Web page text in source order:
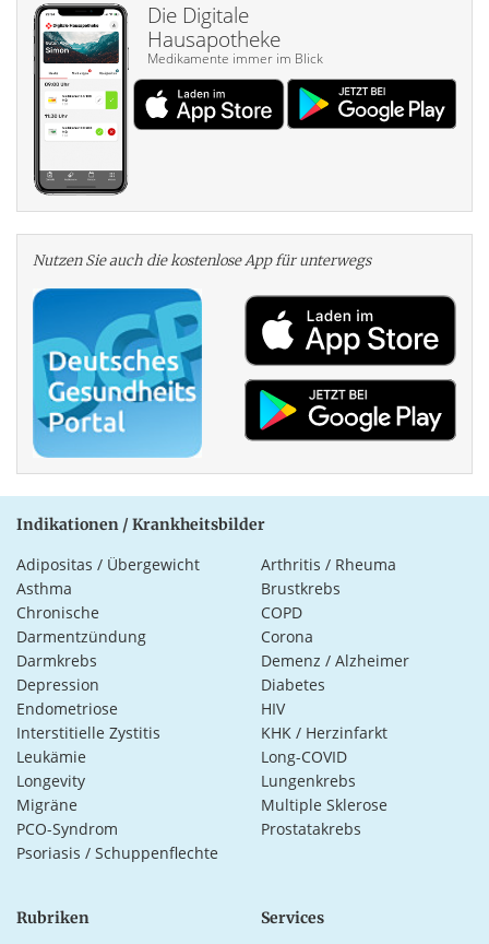
Die Digitale
Hausapotheke
Medikamente immer im Blick
Nutzen Sie auch die kosten­lose App für unterwegs
Indikationen / Krankheitsbilder
Adipositas / Übergewicht
Arthritis / Rheuma
Asthma
Brustkrebs
Chronische
Darmentzündung
COPD
Corona
Darmkrebs
Demenz / Alzheimer
Depression
Diabetes
Endometriose
HIV
Interstitielle Zystitis
KHK / Herzinfarkt
Leukämie
Long-COVID
Longevity
Lungenkrebs
Migräne
Multiple Sklerose
PCO-Syndrom
Prostatakrebs
Psoriasis / Schuppenflechte
Rubriken Services